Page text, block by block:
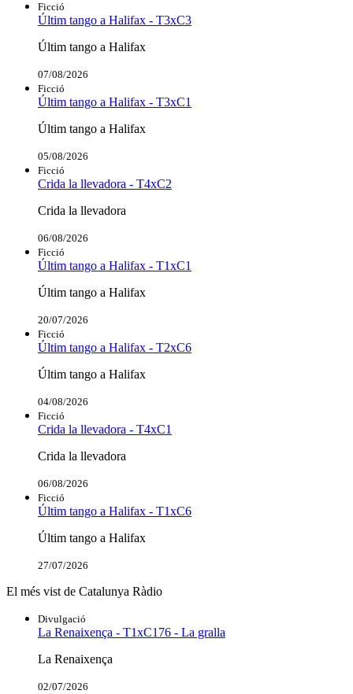
Ficció
Últim tango a Halifax - T3xC3
Últim tango a Halifax
07/08/2026
Ficció
Últim tango a Halifax - T3xC1
Últim tango a Halifax
05/08/2026
Ficció
Crida la llevadora - T4xC2
Crida la llevadora
06/08/2026
Ficció
Últim tango a Halifax - T1xC1
Últim tango a Halifax
20/07/2026
Ficció
Últim tango a Halifax - T2xC6
Últim tango a Halifax
04/08/2026
Ficció
Crida la llevadora - T4xC1
Crida la llevadora
06/08/2026
Ficció
Últim tango a Halifax - T1xC6
Últim tango a Halifax
27/07/2026
El més vist de Catalunya Ràdio
Divulgació
La Renaixença - T1xC176 - La gralla
La Renaixença
02/07/2026